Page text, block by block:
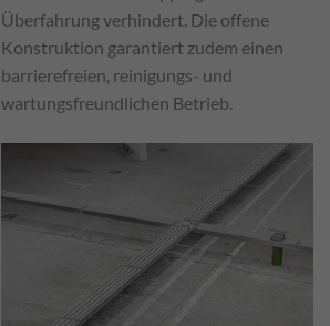
Überfahrung verhindert. Die offene
Konstruktion garantiert zudem einen
barrierefreien, reinigungs- und
wartungsfreundlichen Betrieb.